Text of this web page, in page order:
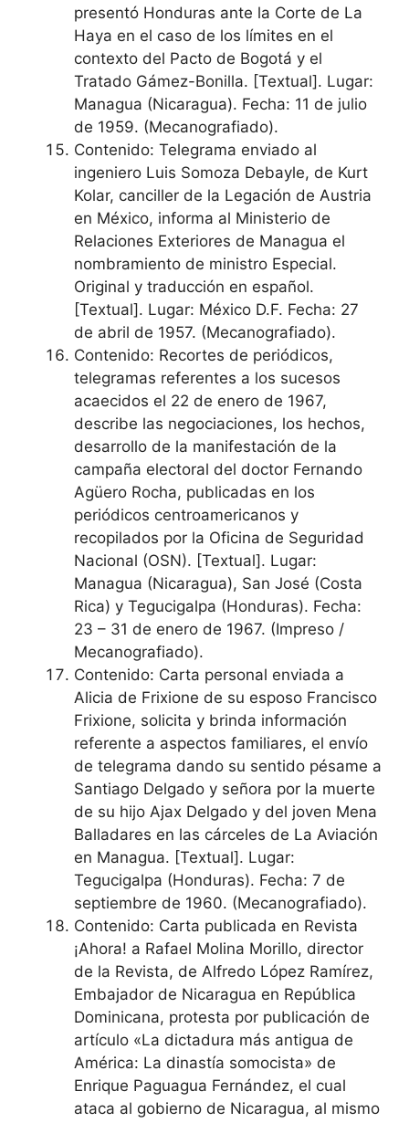
presentó Honduras ante la Corte de La
Haya en el caso de los límites en el
contexto del Pacto de Bogotá y el
Tratado Gámez-Bonilla. [Textual]. Lugar:
Managua (Nicaragua). Fecha: 11 de julio
de 1959. (Mecanografiado).
Contenido: Telegrama enviado al
ingeniero Luis Somoza Debayle, de Kurt
Kolar, canciller de la Legación de Austria
en México, informa al Ministerio de
Relaciones Exteriores de Managua el
nombramiento de ministro Especial.
Original y traducción en español.
[Textual]. Lugar: México D.F. Fecha: 27
de abril de 1957. (Mecanografiado).
Contenido: Recortes de periódicos,
telegramas referentes a los sucesos
acaecidos el 22 de enero de 1967,
describe las negociaciones, los hechos,
desarrollo de la manifestación de la
campaña electoral del doctor Fernando
Agüero Rocha, publicadas en los
periódicos centroamericanos y
recopilados por la Oficina de Seguridad
Nacional (OSN). [Textual]. Lugar:
Managua (Nicaragua), San José (Costa
Rica) y Tegucigalpa (Honduras). Fecha:
23 – 31 de enero de 1967. (Impreso /
Mecanografiado).
Contenido: Carta personal enviada a
Alicia de Frixione de su esposo Francisco
Frixione, solicita y brinda información
referente a aspectos familiares, el envío
de telegrama dando su sentido pésame a
Santiago Delgado y señora por la muerte
de su hijo Ajax Delgado y del joven Mena
Balladares en las cárceles de La Aviación
en Managua. [Textual]. Lugar:
Tegucigalpa (Honduras). Fecha: 7 de
septiembre de 1960. (Mecanografiado).
Contenido: Carta publicada en Revista
¡Ahora! a Rafael Molina Morillo, director
de la Revista, de Alfredo López Ramírez,
Embajador de Nicaragua en República
Dominicana, protesta por publicación de
artículo «La dictadura más antigua de
América: La dinastía somocista» de
Enrique Paguagua Fernández, el cual
ataca al gobierno de Nicaragua, al mismo